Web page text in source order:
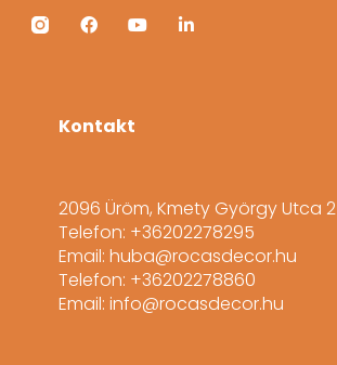
Kontakt
2096 Üröm, Kmety György Utca 2
Telefon: +36202278295
Email: huba@rocasdecor.hu
Telefon: +36202278860
Email: info@rocasdecor.hu